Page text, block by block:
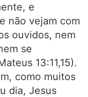
e
não vejam com
ouvidos, nem
se
13:11,15).
como muitos
dia, Jesus